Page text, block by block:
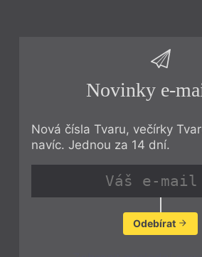
Novinky e-
Nová čísla Tvaru, večírky
navíc. Jednou za 14 dní.
Odebírat